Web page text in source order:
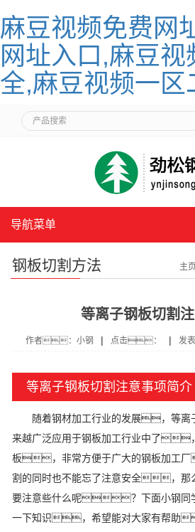
麻豆视频免费网
网址入口,麻豆视
全,麻豆视频一区
导航菜单
钢板切割方法 主页
等离子钢板切割
作者：小钢 | 点击： | 发
等离子钢板切割注意事项简介
随着钢材加工行业的发展，等离
来越广泛应用于钢板加工行业中了
板，非常方便于广大的钢板加工
割的同时也不能忘了注意安全，那
要注意些什么呢？下面小钢同
一下知识，希望能对大家有帮助